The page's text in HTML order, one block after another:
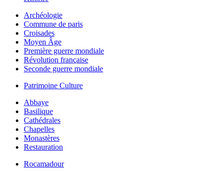
Archéologie
Commune de paris
Croisades
Moyen Âge
Première guerre mondiale
Révolution française
Seconde guerre mondiale
Patrimoine Culture
Abbaye
Basilique
Cathédrales
Chapelles
Monastères
Restauration
Rocamadour